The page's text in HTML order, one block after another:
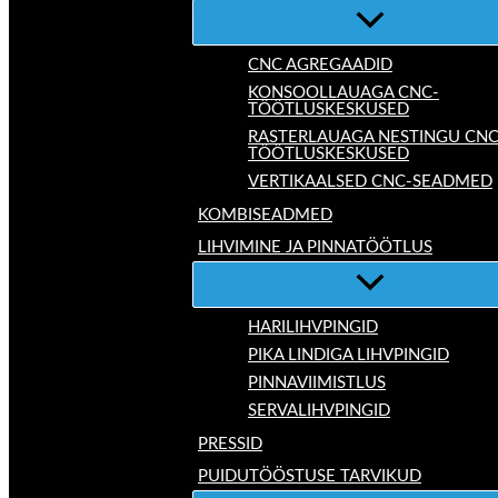
CNC AGREGAADID
KONSOOLLAUAGA CNC-
TÖÖTLUSKESKUSED
RASTERLAUAGA NESTINGU
TÖÖTLUSKESKUSED
VERTIKAALSED CNC-SEADMED
KOMBISEADMED
LIHVIMINE JA PINNATÖÖTLUS
HARILIHVPINGID
PIKA LINDIGA LIHVPINGID
PINNAVIIMISTLUS
SERVALIHVPINGID
PRESSID
PUIDUTÖÖSTUSE TARVIKUD